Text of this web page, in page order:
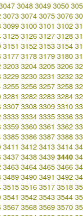
3048 3049 3050
3073 3074 3075 3076
3099 3100 3101 3102
3125 3126 3127 3128
3151 3152 3153 3154
3177 3178 3179 3180
3203 3204 3205 3206
3229 3230 3231 3232
3255 3256 3257 3258
3281 3282 3283 3284
3307 3308 3309 3310
3333 3334 3335 3336
3359 3360 3361 3362
3385 3386 3387 3388
3411 3412 3413 3414
3437 3438 3439 3440
3463 3464 3465 3466
3489 3490 3491 3492
3515 3516 3517 3518
3541 3542 3543 3544
3567 3568 3569 3570